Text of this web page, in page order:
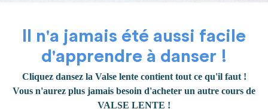
Il n'a jamais été aussi facile
d'apprendre à danser !
Cliquez dansez la Valse lente contient tout ce qu'il faut !
Vous n'aurez plus jamais besoin d'acheter un autre cours de
VALSE LENTE !